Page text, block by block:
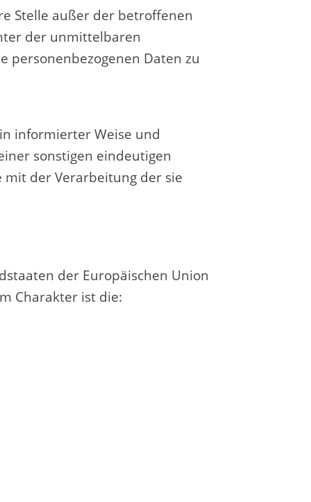
Stelle außer der betroffenen
der unmittelbaren
personenbezogenen Daten zu
informierter Weise und
sonstigen eindeutigen
der Verarbeitung der sie
der Europäischen Union
Charakter ist die: